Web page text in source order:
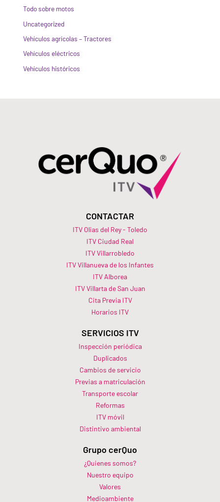
Todo sobre motos
Uncategorized
Vehículos agrícolas – Tractores
Vehículos eléctricos
Vehículos históricos
CONTACTAR
ITV Olias del Rey - Toledo
ITV Ciudad Real
ITV Villarrobledo
ITV Villanueva de los Infantes
ITV Alborea
ITV Villarta de San Juan
Cita Previa ITV
Horarios ITV​
SERVICIOS ITV
Inspección periódica
Duplicados
Cambios de servicio
Previas a matriculación
Transporte escolar
Reformas
ITV móvil
Distintivo ambiental
Grupo cerQuo
¿Quienes somos?
Nuestro equipo
Valores
Medioambiente